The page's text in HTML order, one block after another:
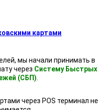
картами
мы начали принимать в
через Систему Быстрых
(СБП).
через POS терминал не